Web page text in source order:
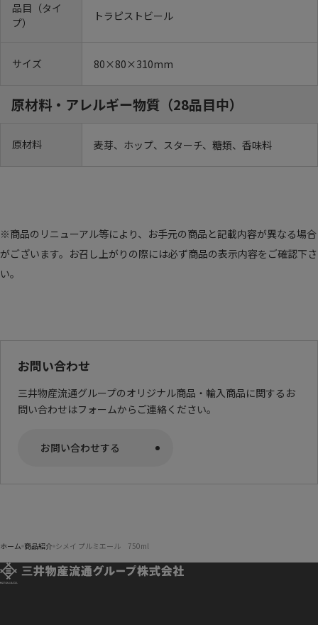
品目（タイ
プ）
トラピストビール
サイズ 80×80×310mm
原材料・アレルギー物質（28品目中）
原材料 麦芽、ホップ、スターチ、糖類、香味料
※商品のリニューアル等により、お手元の商品と記載内容が異なる場合
がございます。お召し上がりの際には必ず商品の表示内容をご確認下さ
い。
お問い合わせ
三井物産流通グループのオリジナル商品・輸入商品に関するお
問い合わせはフォームからご連絡ください。
お問い合わせする
ホーム 商品紹介 シメイ プルミエール 750ml